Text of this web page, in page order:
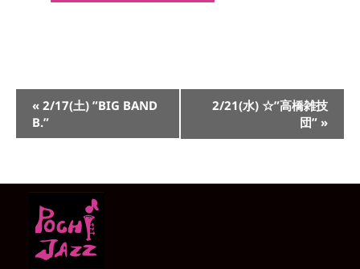
イ
ベ
ン
ビ
ゲ
ー
シ
« 2/17(土) ”BIG BAND
B.”
2/21(水) ☆”高橋雑技
団” »